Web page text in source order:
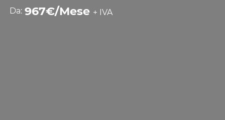
Da: 967€/Mese + IVA